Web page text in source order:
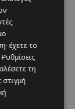
στην Κύπρο
διαδρομή στην
να
από τις επαρχίες
να επισκεφθείς
χωρίς να τη
έχετε το
Ρυθμίσεις
τη